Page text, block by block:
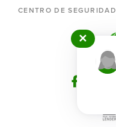
CENTRO DE SEGURIDAD
✕